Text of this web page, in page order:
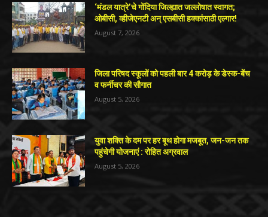
‘मंडल यात्रे’चे गोंदिया जिल्ह्यात जल्लोषात स्वागत;
ओबीसी, व्हीजेएनटी अन् एसबीसी हक्कांसाठी एल्गार!
August 7, 2026
जिला परिषद स्कूलों को पहली बार 4 करोड़ के डेस्क-बेंच
व फर्नीचर की सौगात
August 5, 2026
युवा शक्ति के दम पर हर बूथ होगा मजबूत, जन-जन तक
पहुंचेगी योजनाएं : रोहित अग्रवाल
August 5, 2026